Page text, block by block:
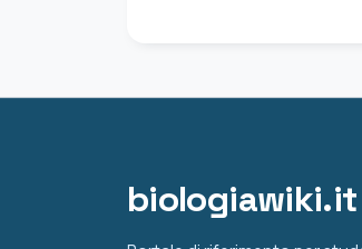
biologiawiki.it